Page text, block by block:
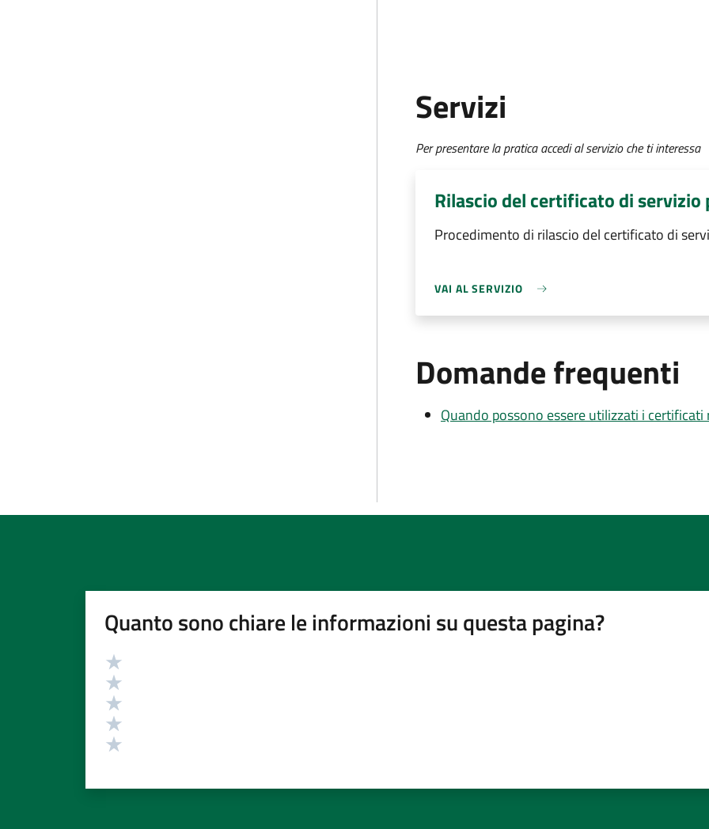
Servizi
Per presentare la pratica accedi al servizio che ti interessa
Rilascio del certificato di
Procedimento di rilascio del certificato di
VAI AL SERVIZIO
Domande frequenti
Quando possono essere utilizzati i
Quanto sono chiare le informazioni su questa pagina?
Valutazione